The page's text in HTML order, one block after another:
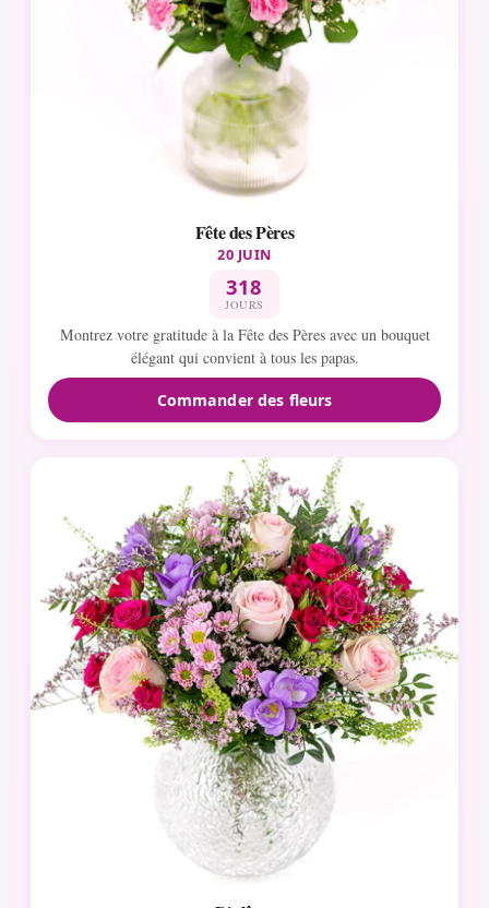
Fête des Pères
20 JUIN
318
JOURS
Montrez votre gratitude à la Fête des Pères avec un bouquet
élégant qui convient à tous les papas.
Commander des fleurs